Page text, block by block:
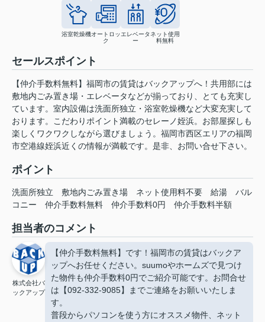
浴室乾燥機オートロッ
ク
エレベータ
ー
ネット使用
料無料
セールスポイント
【仲介手数料無料】福岡市の賃貸はバックアップへ！共用部には
敷地内ごみ置き場・エレベータなどが揃っており、とても充実し
ています。室内設備は洗面所独立・浴室乾燥機など大変充実して
おります。こだわりポイント満載のセレーノ姪浜。お部屋探しも
楽しくワクワクしながら選びましょう。福岡市西区エリアの福岡
市空港線姪浜近くの情報が満載です。是非、お問い合せ下さい。
ポイント
洗面所独立 敷地内ごみ置き場 ネット使用料不要 給湯
バル
コニー
仲介手数料無料 仲介手数料0円 仲介手数料半額
担当者のコメント
株式会社バ
ックアップ
【仲介手数料無料】です！福岡市の賃貸はバックア
ップへお任せください。suumoやホームズで見つけ
た物件も仲介手数料0円でご紹介可能です。お問合せ
は【092-332-9085】までご連絡をお願いいたしま
す。
普段からパソコンを使う方にオススメ物件、ネット